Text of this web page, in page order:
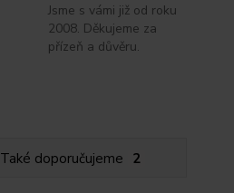
Jsme s vámi již od roku
2008. Děkujeme za
přízeň a důvěru.
Také doporučujeme 2